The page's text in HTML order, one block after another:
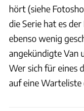
hört (siehe
die Serie hat es
ebenso wenig
angekündigte Van
Wer sich für eines
auf eine Warteliste